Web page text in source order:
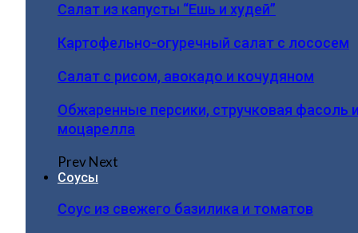
Салат из капусты “Ешь и худей”
Картофельно-огуречный салат с лососем
Салат с рисом, авокадо и кочудяном
Обжаренные персики, стручковая фасоль
моцарелла
PrevNext
Соусы
Соус из свежего базилика и томатов